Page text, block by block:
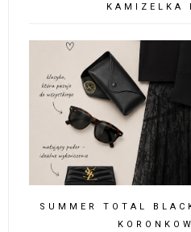
KAMIZELKA
SUMMER TOTAL